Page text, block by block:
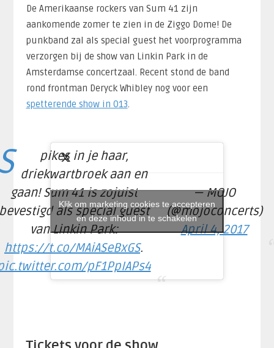
De Amerikaanse rockers van Sum 41 zijn
aankomende zomer te zien in de Ziggo Dome! De
punkband zal als special guest het voorprogramma
verzorgen bij de show van Linkin Park in de
Amsterdamse concertzaal. Recent stond de band
rond frontman Deryck Whibley nog voor een
spetterende show in 013.
pikes in je haar,
driekwartbroek aan en
gaan! Sum 41 is zojuist
als special guest
van Linkin Park:
https://t.co/MAiASeBxGS.
pF1PpIAPs4
— MOJO
(@mojoconcerts)
April 4, 2017
Klik om marketing cookies te accepteren
en deze inhoud in te schakelen